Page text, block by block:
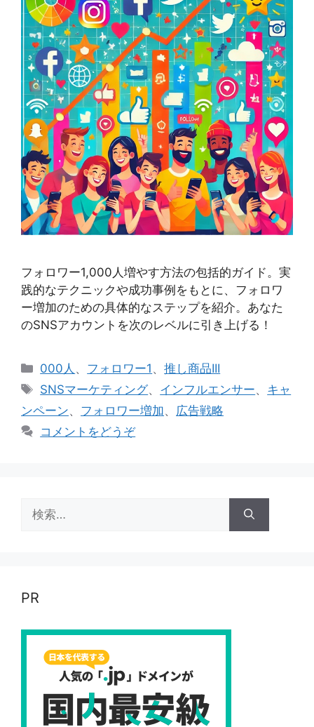
フォロワー1,000人増やす方法の包括的ガイド。実
践的なテクニックや成功事例をもとに、フォロワ
ー増加のための具体的なステップを紹介。あなた
のSNSアカウントを次のレベルに引き上げる！
カ
テ
リ
ー
000人 、 フォロワー1 、推し商品III
タ
グ
SNSマーケティング、 インフルエンサー、 キャ
ンペーン、 フォロワー増加、 広告戦略
コメントをどうぞ
索:
PR